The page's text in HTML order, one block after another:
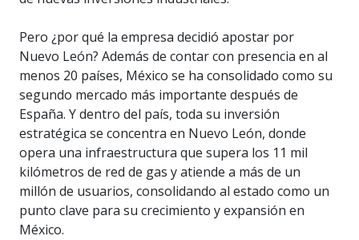
Pero ¿por qué la empresa decidió apostar por
Nuevo León? Además de contar con presencia en al
menos 20 países, México se ha consolidado como su
segundo mercado más importante después de
España. Y dentro del país, toda su inversión
estratégica se concentra en Nuevo León, donde
opera una infraestructura que supera los 11 mil
kilómetros de red de gas y atiende a más de un
millón de usuarios, consolidando al estado como un
punto clave para su crecimiento y expansión en
México.